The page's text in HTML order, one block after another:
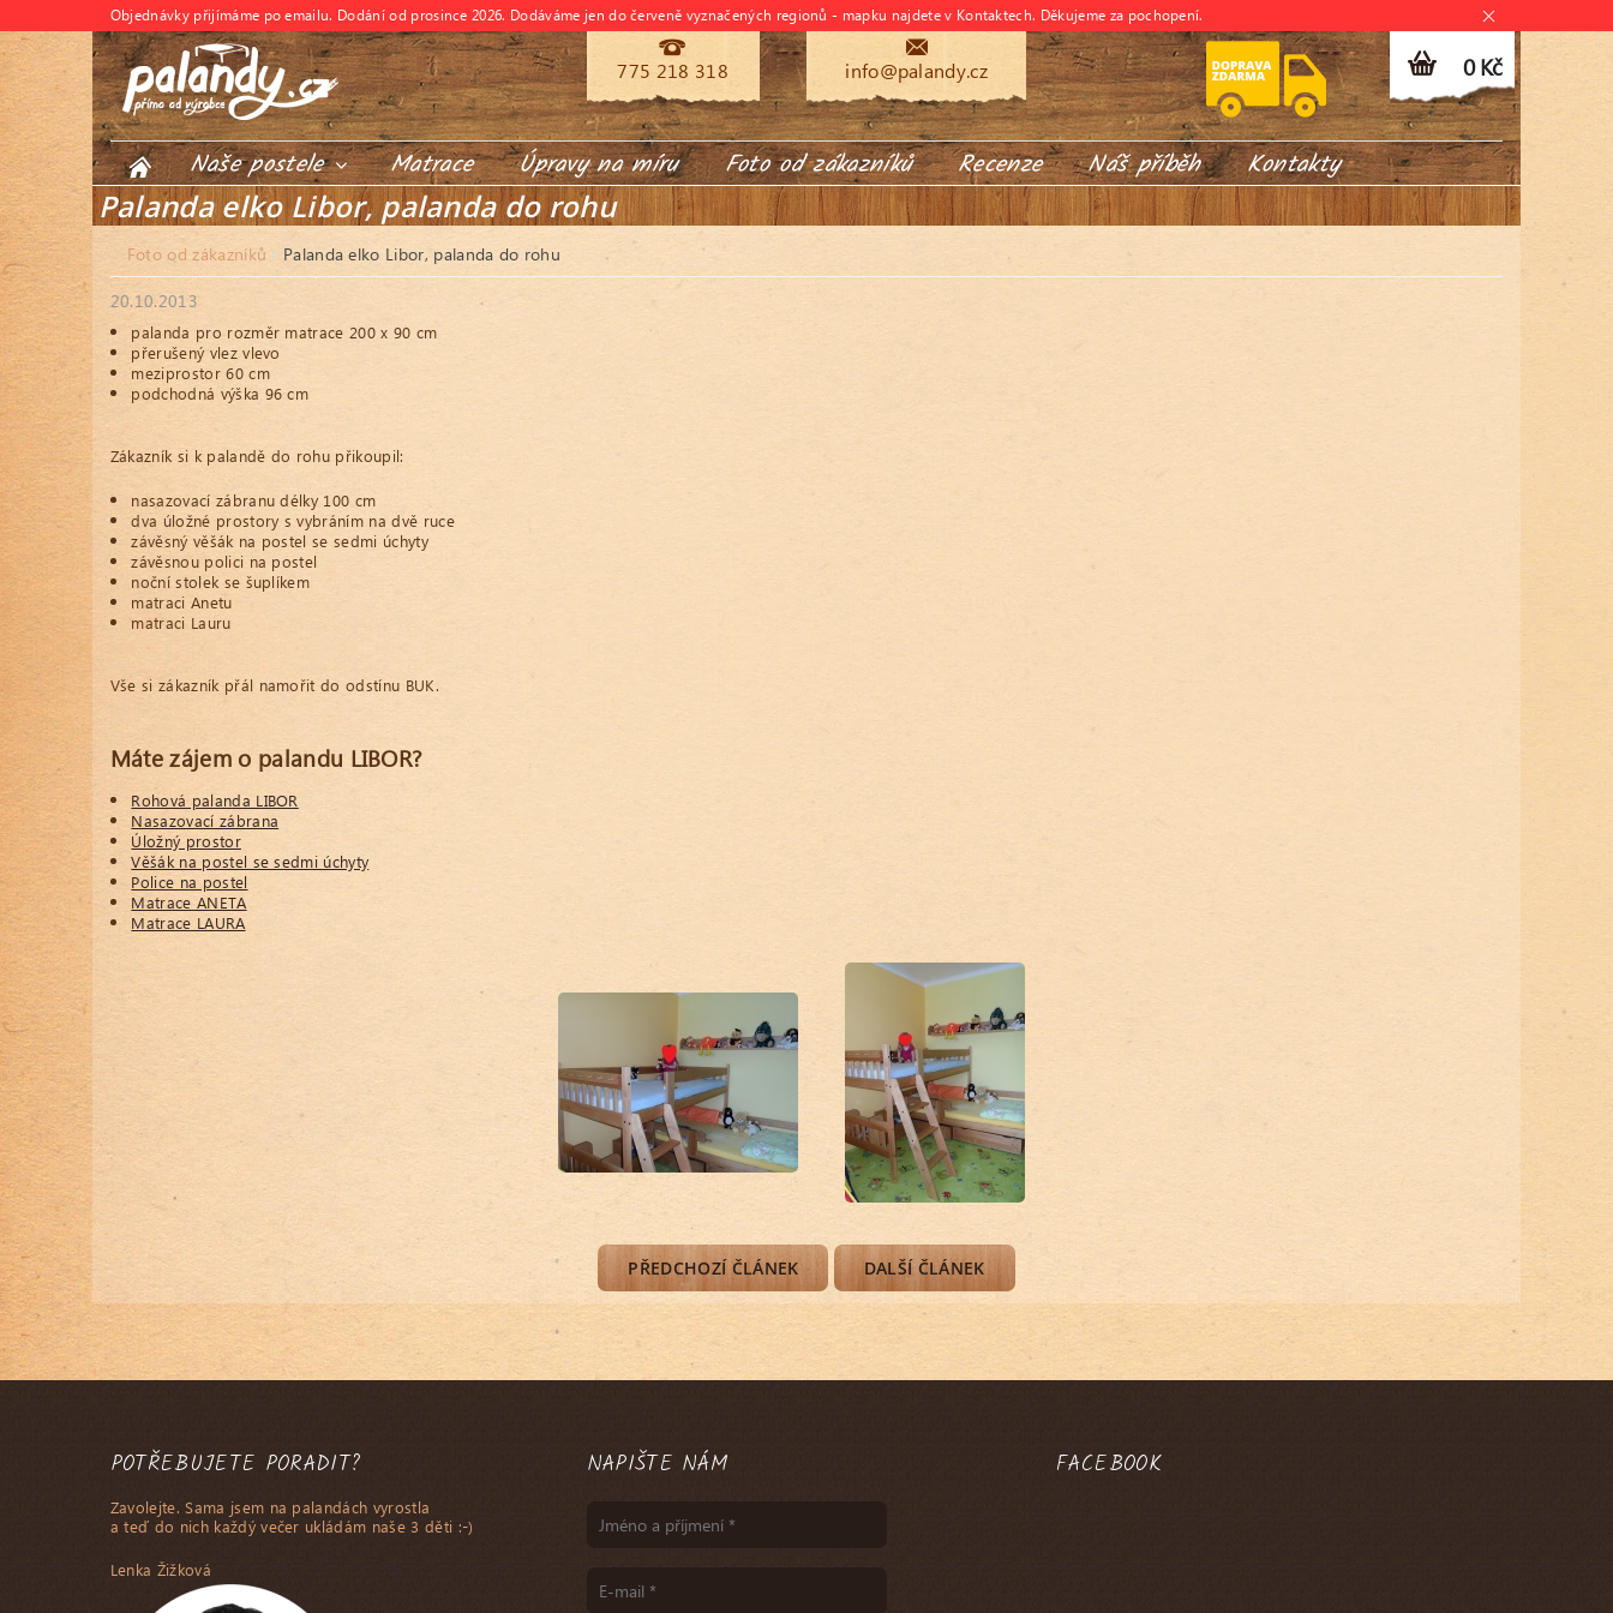
Objednávky přijímáme po emailu. Dodání od prosince 2026. Dodáváme jen do červeně vyznačených regionů - mapku najdete v Kontaktech. Děkujeme za pochopení.
775 218 318 info@palandy.cz 0 Kč
Naše postele Matrace Úpravy na míru Foto od zákazníků Recenze Náš příběh Kontakty
Palanda elko Libor, palanda do rohu
Foto od zákazníků Palanda elko Libor, palanda do rohu
20.10.2013
palanda pro rozměr matrace 200 x 90 cm
přerušený vlez vlevo
meziprostor 60 cm
podchodná výška 96 cm
Zákazník si k palandě do rohu přikoupil:
nasazovací zábranu délky 100 cm
dva úložné prostory s vybráním na dvě ruce
závěsný věšák na postel se sedmi úchyty
závěsnou polici na postel
noční stolek se šuplíkem
matraci Anetu
matraci Lauru
Vše si zákazník přál namořit do odstínu BUK.
Máte zájem o palandu LIBOR?
Rohová palanda LIBOR
Nasazovací zábrana
Úložný prostor
Věšák na postel se sedmi úchyty
Police na postel
Matrace ANETA
Matrace LAURA
PŘEDCHOZÍ ČLÁNEK DALŠÍ ČLÁNEK
POTŘEBUJETE PORADIT?
Zavolejte. Sama jsem na palandách vyrostla
a teď do nich každý večer ukládám naše 3 děti :-)
Lenka Žižková
NAPIŠTE NÁM FACEBOOK